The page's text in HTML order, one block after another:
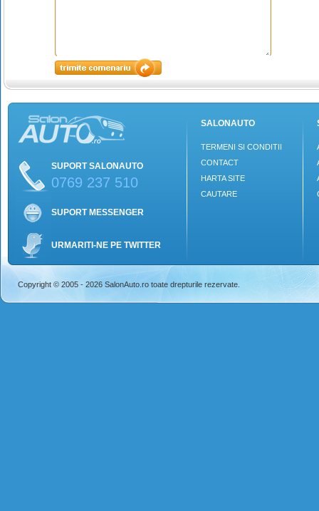
SUPORT SALONAUTO
0769 237 510
SUPORT MESSENGER
URMARITI-NE PE TWITTER
SALONAUTO
TERMENI SI CONDITII
CONTACT
HARTA SITE
CAUTARE
Copyright © 2005 - 2026 SalonAuto.ro toate drepturile rezervate.